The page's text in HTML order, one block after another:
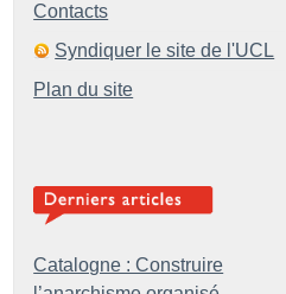
Contacts
Syndiquer le site de l'UCL
Plan du site
Catalogne : Construire